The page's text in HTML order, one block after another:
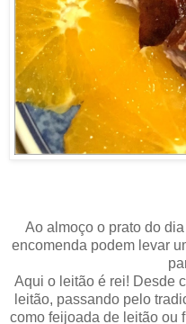
Ao almoço o prato do
encomenda podem levar
Aqui o leitão é rei! Desde
leitão, passando pelo
como feijoada de leitão ou